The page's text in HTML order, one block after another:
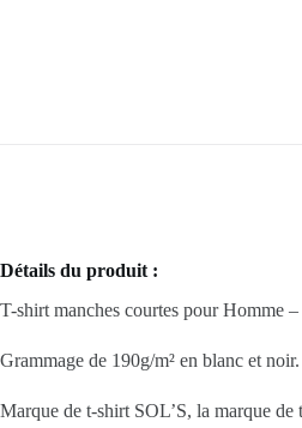
Détails du produit :
T-shirt manches courtes pour Homme
Grammage de 190g/m² en blanc et
Marque de t-shirt SOL’S, la marque